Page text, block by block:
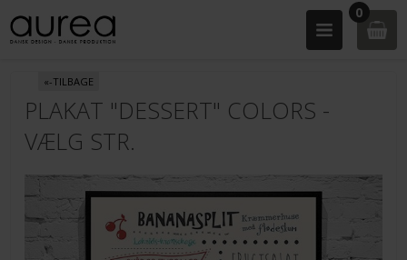
0
«-TILBAGE
PLAKAT "DESSERT" COLORS -
VÆLG STR.